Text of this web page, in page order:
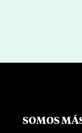
SOMOS